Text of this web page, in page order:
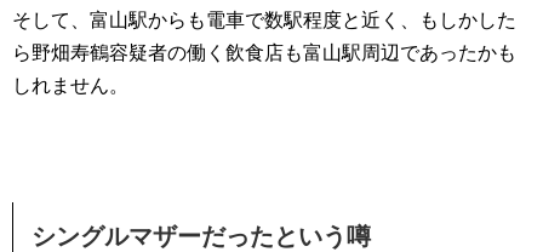
そして、富山駅からも電車で数駅程度と近く、もしかした
ら野畑寿鶴容疑者の働く飲食店も富山駅周辺であったかも
しれません。
シングルマザーだったという噂